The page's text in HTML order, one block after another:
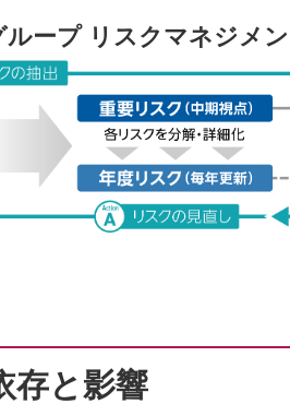
ループ リスクマネジメ
存と影響